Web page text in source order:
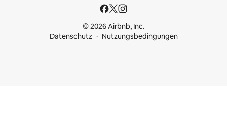
© 2026 Airbnb, Inc.
Datenschutz
Nutzungsbedingungen